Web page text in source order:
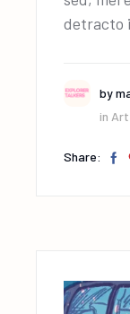
detracto
by
in
Share: